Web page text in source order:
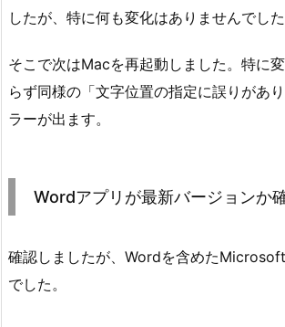
したが、特に何も変化はありませんでした
そこで次はMacを再起動しました。特に
らず同様の「文字位置の指定に誤りがあ
ラーが出ます。
Wordアプリが最新バージョンか
確認しましたが、Wordを含めた
でした。